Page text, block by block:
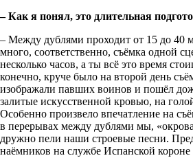
– Как я понял, это длительная
– Между дублями проходит от 15 до 40
много, соответственно, съёмка одной
несколько часов, а ты всё это время
конечно, круче было на второй день
изображали павших воинов и пошёл
залитые искусственной кровью, на
Особенно произвело впечатление на
в перерывах между дублями мы,
дружно пели наши строевые песни.
наёмников на службе Испанской короне